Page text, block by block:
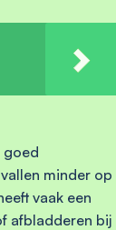
goed
minder op
vaak een
afbladderen bij